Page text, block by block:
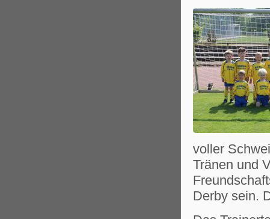
voller
Tränen und
Derby sein.